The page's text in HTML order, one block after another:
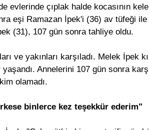
evlerinde çıplak halde kocasının
eşi Ramazan İpek'i (36) av tüfeği
(31), 107 gün sonra tahliye oldu.
ve yakınları karşıladı. Melek İpek
yaşandı. Annelerini 107 gün sonra
olamadı.
binlerce kez teşekkür ederim"